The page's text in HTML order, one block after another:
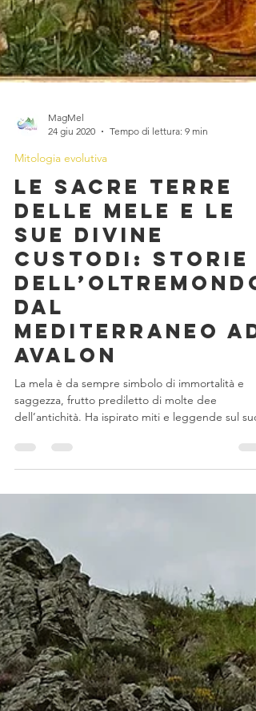
MagMel
24 giu 2020
Tempo di lettura: 9 min
Mitologia evolutiva
Le sacre terre
delle mele e le
sue divine
custodi: storie
dell’Oltremondo
dal
Avalon
La mela è da sempre simbolo di immortalità e
saggezza, frutto prediletto di molte dee
dell’antichità. Ha ispirato miti e leggende sul